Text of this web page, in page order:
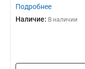
Подробнее
Наличие: В наличии